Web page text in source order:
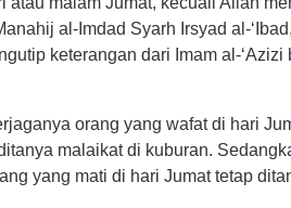
al-Imdad Syarh Irsyad al-
keterangan dari Imam al-
orang yang wafat di hari
malaikat di kuburan.
yang mati di hari Jumat tetap